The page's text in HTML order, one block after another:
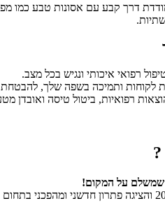
דרך קבע עם אסונות טבע כמו
רפואי איכותי ונגיש בכל מצב.
לקוחות ותמיכה בשפה שלך,
רפואיות, ביטול טיסה ואובדן
שמשלם על המקום!